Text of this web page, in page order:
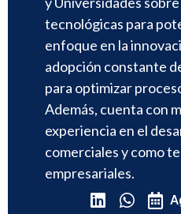
tecnológicas para
enfoque en la
adopción constante
para optimizar
Además, cuenta con
experiencia en el
comerciales y como
empresariales.